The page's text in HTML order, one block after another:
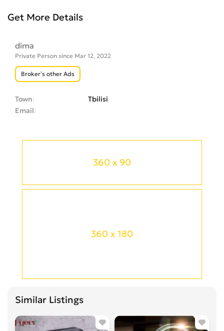
360 x 90
360 x 180
Similar Listings
Get More Details
dima
Private Person since Mar 12, 2022
Broker’s other Ads
Town
Tbilisi
Email